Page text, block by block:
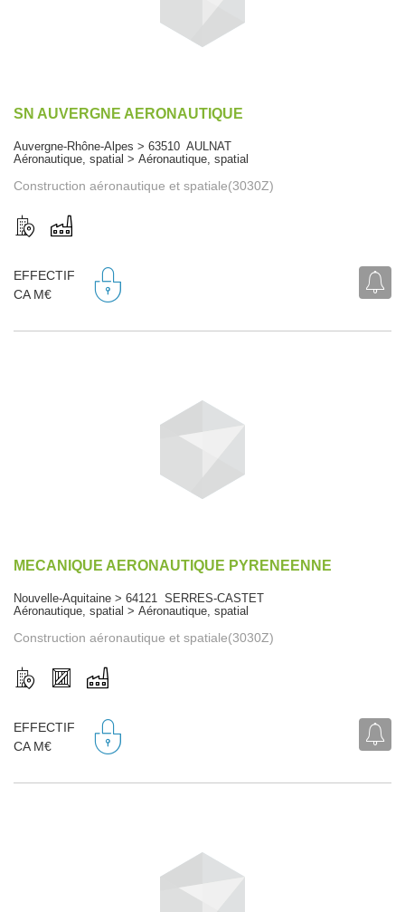
SN AUVERGNE AERONAUTIQUE
Auvergne-Rhône-Alpes > 63510 AULNAT
Aéronautique, spatial > Aéronautique, spatial
Construction aéronautique et spatiale(3030Z)
EFFECTIF
CA M€
MECANIQUE AERONAUTIQUE PYRENEENNE
Nouvelle-Aquitaine > 64121 SERRES-CASTET
Aéronautique, spatial > Aéronautique, spatial
Construction aéronautique et spatiale(3030Z)
EFFECTIF
CA M€